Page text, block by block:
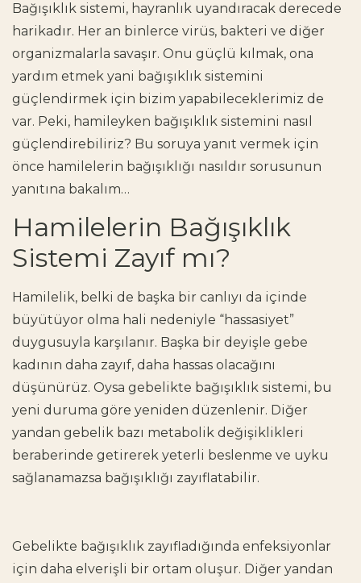
Bağışıklık sistemi, hayranlık uyandıracak derecede
harikadır. Her an binlerce virüs, bakteri ve diğer
organizmalarla savaşır. Onu güçlü kılmak, ona
yardım etmek yani bağışıklık sistemini
güçlendirmek için bizim yapabileceklerimiz de
var. Peki, hamileyken bağışıklık sistemini nasıl
güçlendirebiliriz? Bu soruya yanıt vermek için
önce hamilelerin bağışıklığı nasıldır sorusunun
yanıtına bakalım…
Hamilelerin Bağışıklık
Sistemi Zayıf mı?
Hamilelik, belki de başka bir canlıyı da içinde
büyütüyor olma hali nedeniyle “hassasiyet”
duygusuyla karşılanır. Başka bir deyişle gebe
kadının daha zayıf, daha hassas olacağını
düşünürüz. Oysa gebelikte bağışıklık sistemi, bu
yeni duruma göre yeniden düzenlenir. Diğer
yandan gebelik bazı metabolik değişiklikleri
beraberinde getirerek yeterli beslenme ve uyku
sağlanamazsa bağışıklığı zayıflatabilir.
Gebelikte bağışıklık zayıfladığında enfeksiyonlar
için daha elverişli bir ortam oluşur. Diğer yandan